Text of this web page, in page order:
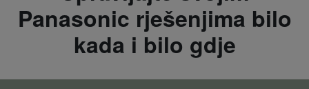
Panasonic rješenjima bilo
kada i bilo gdje